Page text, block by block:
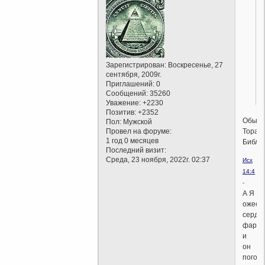
Зарегистрирован: Воскресенье, 27
сентября, 2009г.
Приглашений: 0
Сообщений: 35260
Уважение: +2230
Позитив: +2352
Пол: Мужской
Провел на форуме:
1 год 0 месяцев
Последний визит:
Среда, 23 ноября, 2022г. 02:37
Тора-
Исх
14:4
-
А Я
и
он